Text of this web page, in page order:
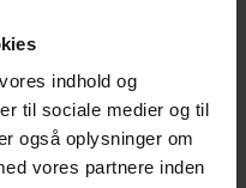
indhold og
til sociale medier og til
også oplysninger om
vores partnere inden